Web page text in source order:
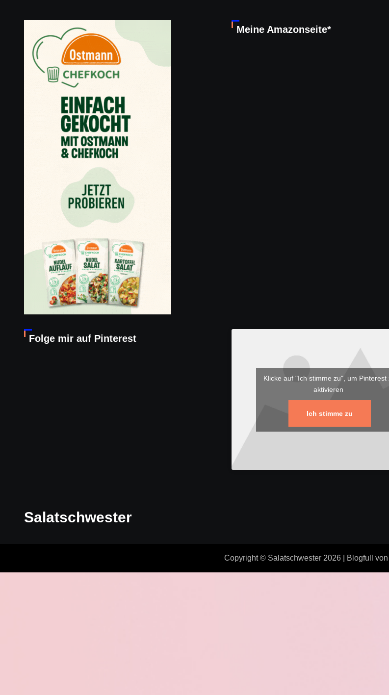
Meine Amazonseite*
Folge mir auf Pinterest
Klicke auf "Ich stimme zu", um Pinterest
aktivieren
Ich stimme zu
Salatschwester
Copyright © Salatschwester 2026 Blogfull von